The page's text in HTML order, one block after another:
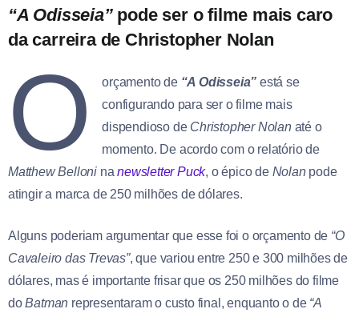
“A Odisseia”pode ser o filme mais caro
da carreira de Christopher Nolan
O orçamento de “A Odisseia” está se
configurando para ser o filme mais
dispendioso de Christopher Nolanaté o
momento. De acordo com o relatório de
Matthew Belloni nanewsletter Puck, o épico de Nolan pode
atingir a marca de 250 milhões de dólares.
Alguns poderiam argumentar que esse foi o orçamento de “O
Cavaleiro das Trevas”, que variou entre 250 e 300 milhões de
dólares, mas é importante frisar que os 250 milhões do filme
doBatman representaram o custo final, enquanto o de“A